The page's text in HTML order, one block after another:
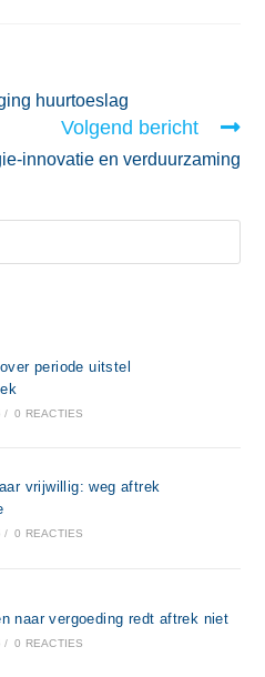
huurtoeslag
Volgend bericht
innovatie en verduurzaming
periode uitstel
/ 0 REACTIES
vrijwillig: weg aftrek
/ 0 REACTIES
naar vergoeding redt aftrek niet
/ 0 REACTIES